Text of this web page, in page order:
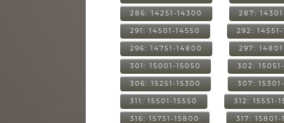
286: 14251-14300 287:
291: 14501-14550 292:
296: 14751-14800 297:
301: 15001-15050 302:
306: 15251-15300 307:
311: 15501-15550 312: 15551-
316: 15751-15800 317: 15801-